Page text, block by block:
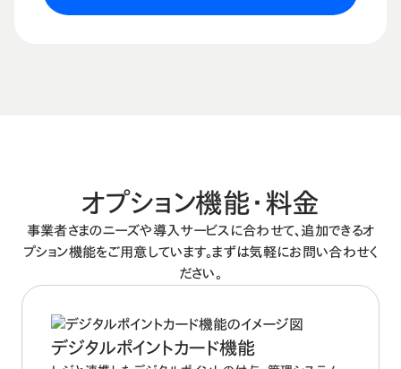
オプション機能・料金
事業者さまのニーズや導入サービスに合わせて、追加できるオ
プション機能をご用意しています。まずは気軽にお問い合わせく
ださい。
デジタルポイントカード機能